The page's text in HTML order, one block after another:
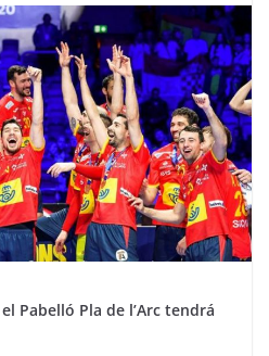
Pabelló Pla de l’Arc tendrá